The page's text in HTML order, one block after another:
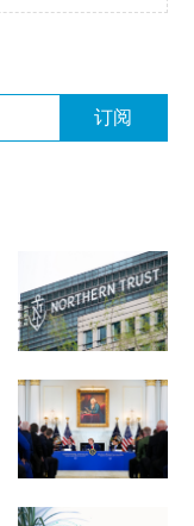
订阅